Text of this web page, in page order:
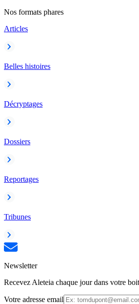
Nos formats phares
Articles
Belles histoires
Décryptages
Dossiers
Reportages
Tribunes
Newsletter
Recevez Aleteia chaque jour dans votre
Votre adresse email